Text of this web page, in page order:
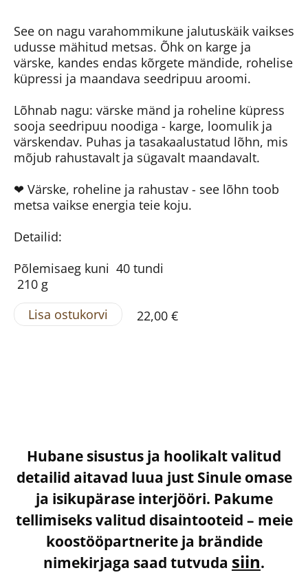
See on nagu varahommikune jalutuskäik vaikses
udusse mähitud metsas. Õhk on karge ja
värske, kandes endas kõrgete mändide, rohelise
küpressi ja maandava seedripuu aroomi.
Lõhnab nagu: värske mänd ja roheline küpress
sooja seedripuu noodiga - karge, loomulik ja
värskendav. Puhas ja tasakaalustatud lõhn, mis
mõjub rahustavalt ja sügavalt maandavalt.
❤ Värske, roheline ja rahustav - see lõhn toob
metsa vaikse energia teie koju.
Detailid:
Põlemisaeg kuni 40 tundi
210 g
Lisa ostukorvi
22,00 €
Hubane sisustus ja hoolikalt valitud
detailid aitavad luua just Sinule omase
ja isikupärase interjööri. Pakume
tellimiseks valitud disaintooteid – meie
koostööpartnerite ja brändide
nimekirjaga saad tutvuda siin.